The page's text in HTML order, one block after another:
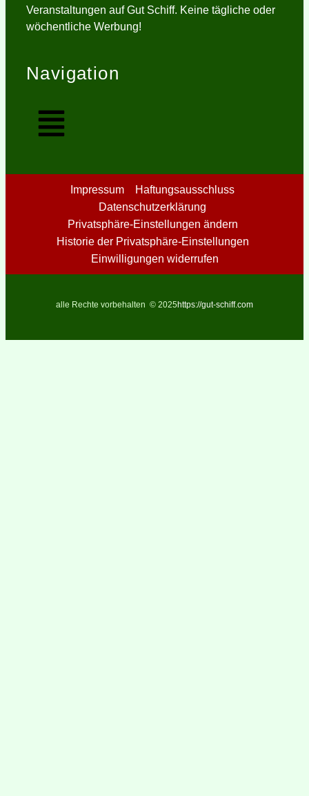
Veranstaltungen auf Gut Schiff. Keine tägliche oder
wöchentliche Werbung!
Navigation
Impressum
Haftungsausschluss
Datenschutzerklärung
Privatsphäre-Einstellungen ändern
Historie der Privatsphäre-Einstellungen
Einwilligungen widerrufen
alle Rechte vorbehalten © 2025https://gut-schiff.com